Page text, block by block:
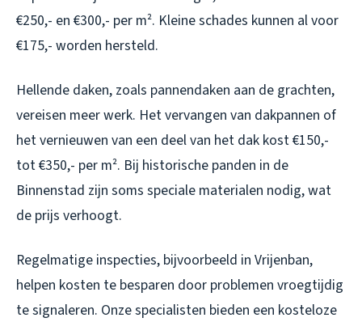
€250,- en €300,- per m². Kleine schades kunnen al voor
€175,- worden hersteld.
Hellende daken, zoals pannendaken aan de grachten,
vereisen meer werk. Het vervangen van dakpannen of
het vernieuwen van een deel van het dak kost €150,-
tot €350,- per m². Bij historische panden in de
Binnenstad zijn soms speciale materialen nodig, wat
de prijs verhoogt.
Regelmatige inspecties, bijvoorbeeld in Vrijenban,
helpen kosten te besparen door problemen vroegtijdig
te signaleren. Onze specialisten bieden een kosteloze